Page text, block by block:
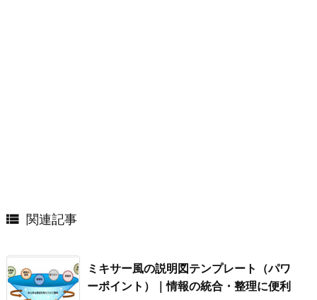
 関連記事
ミキサー風の説明図テンプレート（パワ
ーポイント）｜情報の統合・整理に便利